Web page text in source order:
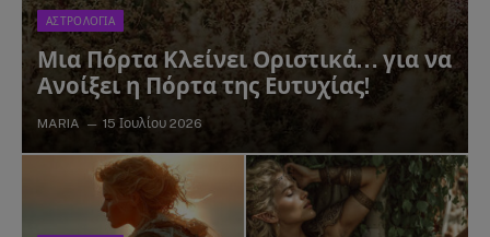
ΑΣΤΡΟΛΟΓΙΑ
Μια Πόρτα Κλείνει Οριστικά… για να
Ανοίξει η Πόρτα της Ευτυχίας!
MARIA 15 Ιουλίου 2026